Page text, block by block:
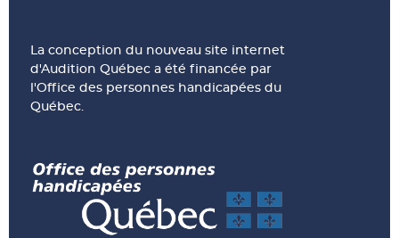
La conception du nouveau site internet
d'Audition Québec a été financée par
l'Office des personnes handicapées du
Québec.